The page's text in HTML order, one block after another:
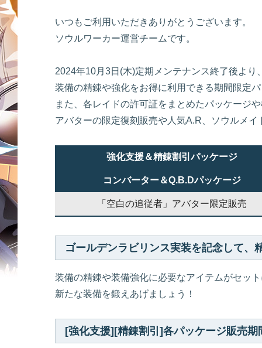
いつもご利用いただきありがとうございます。
ソウルワーカー運営チームです。
2024年10月3日(木)定期メンテナンス終了後より
装備の精錬や強化をお得に利用できる期間限定
また、各レイドの許可証をまとめたパッケージ
アバターの限定復刻販売や人気A.R、ソウルメ
強化支援＆精錬割引パッケージ
コンバーター＆Q.B.Dパッケージ
「空白の追従者」アバター限定販売
ゴールデンラビリンス実装を記念して、
装備の精錬や装備強化に必要なアイテムがセッ
新たな装備を鍛えあげましょう！
[強化支援][精錬割引]各パッケージ販売期